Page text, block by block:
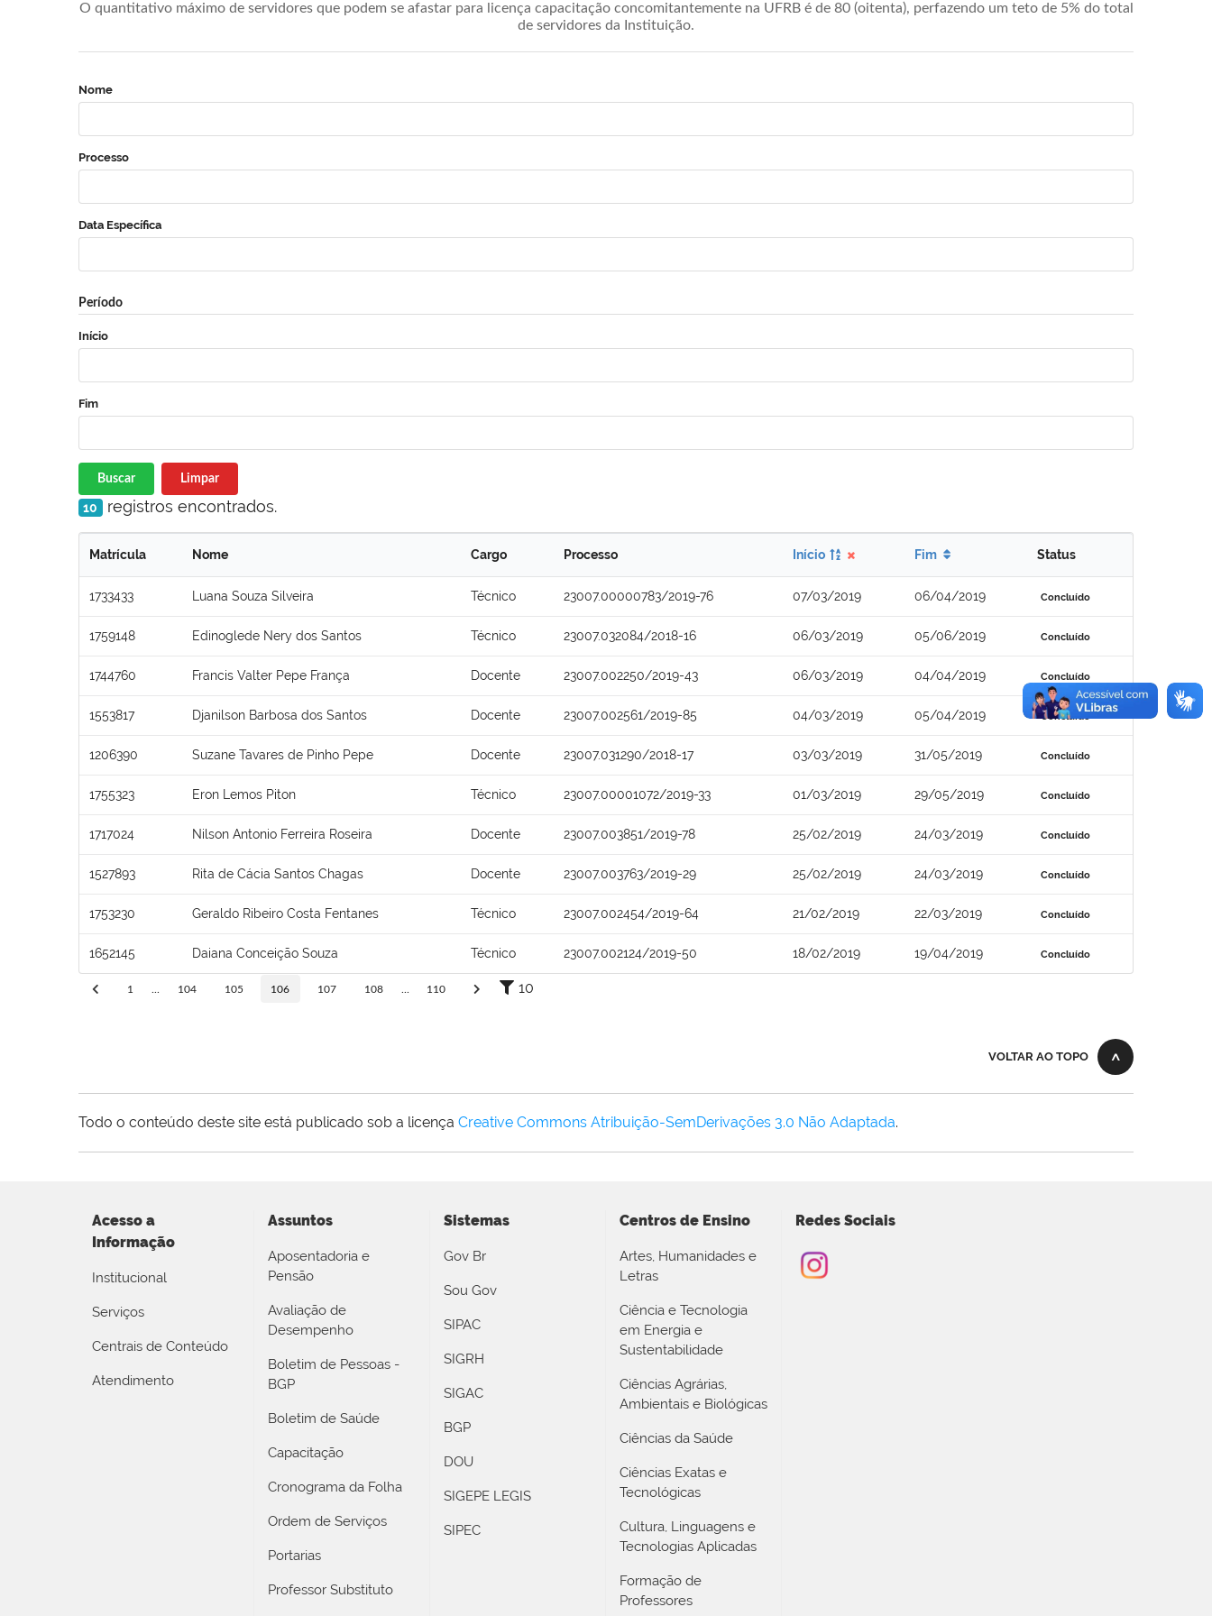
O quantitativo máximo de servidores que podem se afastar para licença capacitação concomitantemente na UFRB é de 80 (oitenta), perfazendo um teto de 5% do total
de servidores da Instituição.
Nome
Processo
Data Específica
Período
Início
Fim
Buscar Limpar
10 registros encontrados.
Matrícula Nome Cargo Processo Início Fim Status
1733433 Luana Souza Silveira Técnico 23007.00000783/2019-76 07/03/2019 06/04/2019 Concluído
1759148 Edinoglede Nery dos Santos Técnico 23007.032084/2018-16 06/03/2019 05/06/2019 Concluído
1744760 Francis Valter Pepe França Docente 23007.002250/2019-43 06/03/2019 04/04/2019 Concluído
1553817 Djanilson Barbosa dos Santos Docente 23007.002561/2019-85 04/03/2019 05/04/2019 Concluído
1206390 Suzane Tavares de Pinho Pepe Docente 23007.031290/2018-17 03/03/2019 31/05/2019 Concluído
1755323 Eron Lemos Piton Técnico 23007.00001072/2019-33 01/03/2019 29/05/2019 Concluído
1717024 Nilson Antonio Ferreira Roseira Docente 23007.003851/2019-78 25/02/2019 24/03/2019 Concluído
1527893 Rita de Cácia Santos Chagas Docente 23007.003763/2019-29 25/02/2019 24/03/2019 Concluído
1753230 Geraldo Ribeiro Costa Fentanes Técnico 23007.002454/2019-64 21/02/2019 22/03/2019 Concluído
1652145 Daiana Conceição Souza Técnico 23007.002124/2019-50 18/02/2019 19/04/2019 Concluído
1 104 105 106 107 108 110 10
VOLTAR AO TOPO
Todo o conteúdo deste site está publicado sob a licença Creative Commons Atribuição-SemDerivações 3.0 Não Adaptada.
Acesso a
Informação
Institucional
Serviços
Centrais de Conteúdo
Atendimento
Assuntos
Aposentadoria e
Pensão
Avaliação de
Desempenho
Boletim de Pessoas -
BGP
Boletim de Saúde
Capacitação
Cronograma da Folha
Ordem de Serviços
Portarias
Professor Substituto
Sistemas
Gov Br
Sou Gov
SIPAC
SIGRH
SIGAC
BGP
DOU
SIGEPE LEGIS
SIPEC
Centros de Ensino
Artes, Humanidades e
Letras
Ciência e Tecnologia
em Energia e
Sustentabilidade
Ciências Agrárias,
Ambientais e Biológicas
Ciências da Saúde
Ciências Exatas e
Tecnológicas
Cultura, Linguagens e
Tecnologias Aplicadas
Formação de
Professores
Redes Sociais